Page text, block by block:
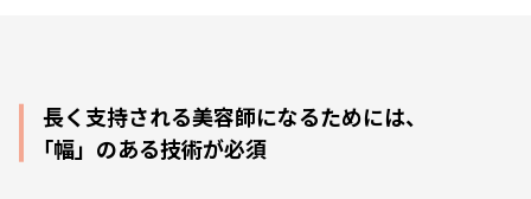
長く支持される美容師になるためには、
｢幅」のある技術が必須